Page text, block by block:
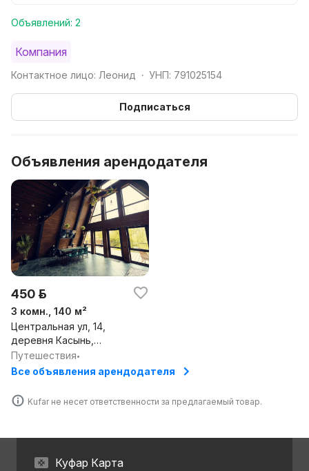
Объявлений: 2
Компания
Контактное лицо: Леонид • УНП: 791025154
Подписаться
Объявления арендодателя
450 р.
3 комн., 140 м²
Центральная ул, 14,
деревня Касынь,
Папернянский
сельсовет, Минский
Путешествия•
Все объявления арендодателя
Kufar не несет ответственности за предлагаемый товар.
Куфар Карта